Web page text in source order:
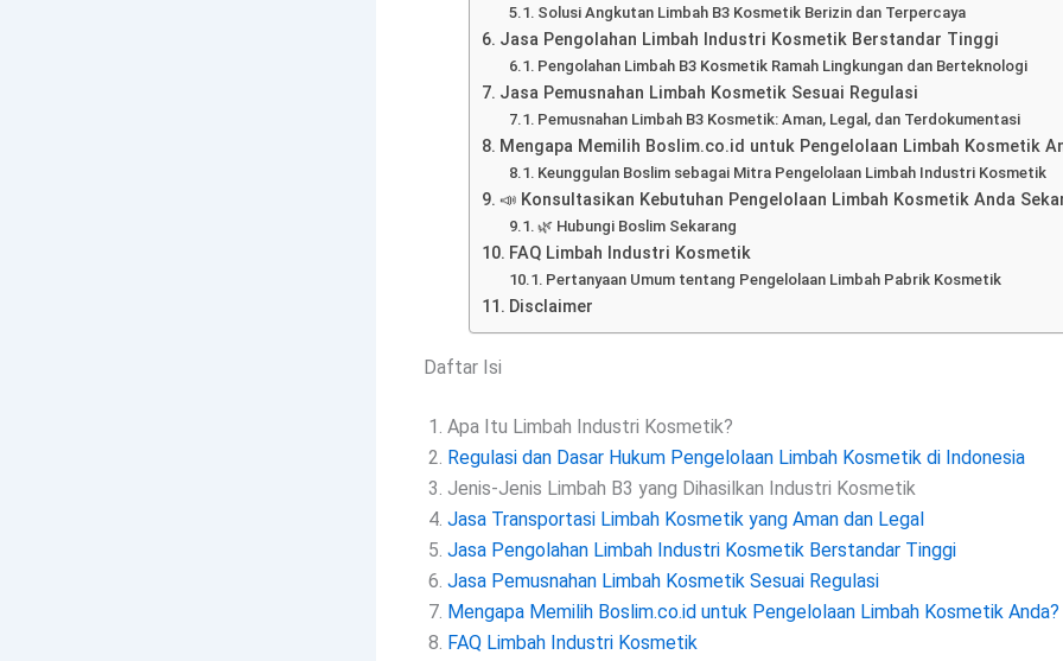
Solusi Angkutan Limbah B3 Kosmetik Berizin dan Terpercaya
Jasa Pengolahan Limbah Industri Kosmetik Berstandar Tinggi
Pengolahan Limbah B3 Kosmetik Ramah Lingkungan dan Berteknologi
Jasa Pemusnahan Limbah Kosmetik Sesuai Regulasi
Pemusnahan Limbah B3 Kosmetik: Aman, Legal, dan Terdokumentasi
Mengapa Memilih Boslim.co.id untuk Pengelolaan Limbah Kosmetik
Keunggulan Boslim sebagai Mitra Pengelolaan Limbah Industri Kosmetik
📣 Konsultasikan Kebutuhan Pengelolaan Limbah Kosmetik Anda
🌿 Hubungi Boslim Sekarang
FAQ Limbah Industri Kosmetik
Pertanyaan Umum tentang Pengelolaan Limbah Pabrik Kosmetik
Disclaimer
Daftar Isi
Apa Itu Limbah Industri Kosmetik?
Regulasi dan Dasar Hukum Pengelolaan Limbah Kosmetik di Indonesia
Jenis-Jenis Limbah B3 yang Dihasilkan Industri Kosmetik
Jasa Transportasi Limbah Kosmetik yang Aman dan Legal
Jasa Pengolahan Limbah Industri Kosmetik Berstandar Tinggi
Jasa Pemusnahan Limbah Kosmetik Sesuai Regulasi
Mengapa Memilih Boslim.co.id untuk Pengelolaan Limbah Kosmetik Anda?
FAQ Limbah Industri Kosmetik